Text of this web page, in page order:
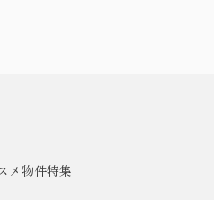
メ物件特集